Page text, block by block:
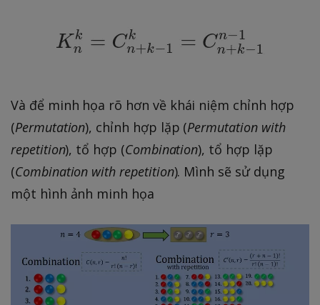
Và để minh họa rõ hơn về khái niệm chỉnh hợp
(Permutation), chỉnh hợp lặp (Permutation with
repetition), tổ hợp (Combination), tổ hợp lặp
(Combination with repetition). Mình sẽ sử dụng
một hình ảnh minh họa